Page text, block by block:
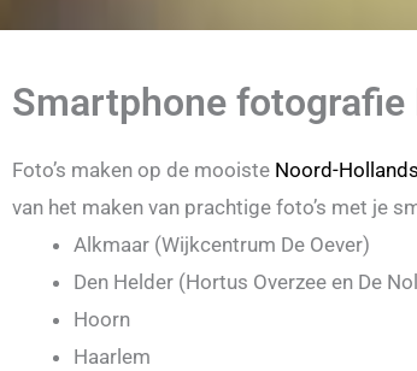
Smartphone fotografie
Foto’s maken op de mooiste Noord-
van het maken van prachtige foto’s met je
Alkmaar (Wijkcentrum De Oever)
Den Helder (Hortus Overzee en De
Hoorn
Haarlem